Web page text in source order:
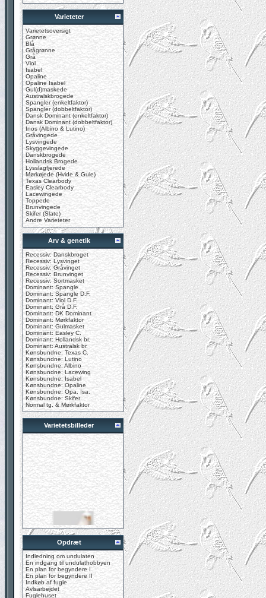
Varieteter
Varietetsoversigt
Grønne
Blå
Grågrønne
Grå
Viol
Isabel
Opaline
Opaline Isabel
Gul(d)maskede
Australskbrogede
Spangler (enkeltfaktor)
Spangler (dobbeltfaktor)
Dansk Dominant (enkeltfaktor)
Dansk Dominant (dobbeltfaktor)
Inos (Albino & Lutino)
Gråvingede
Lysvingede
Skyggevingede
Danskbrogede
Hollandsk Brogede
Lysslagfjerede
Mørkøjede (Hvide & Gule)
Texas Clearbody
Easley Clearbody
Lacewingede
Toppede
Brunvingede
Skifer (Slate)
Andre Varieteter
Arv & genetik
Recessiv: Danskbroget
Recessiv: Lysvinget
Recessiv: Gråvinget
Recessiv: Brunvinget
Recessiv: Sortmasket
Dominant: Spangle
Dominant: Spangle D.F.
Dominant: Viol D.F.
Dominant: Grå D.F.
Dominant: DK Dominant
Dominant: Mørkfaktor
Dominant: Gulmasket
Dominant: Easley C.
Dominant: Hollandsk br.
Dominant: Australsk br.
Kønsbundne: Texas C.
Kønsbundne: Lutino
Kønsbundne: Albino
Kønsbundne: Lacewing
Kønsbundne: Isabel
Kønsbundne: Opaline
Kønsbundne: Opa. Isa.
Kønsbundne: Skifer
Normal tg. & Mørkfaktor
Varietetsbilleder
Opdræt
Indledning om undulaten
En indgang til undulathobbyen
En plan for begyndere I
En plan for begyndere II
Indkøb af fugle
Avlsarbejdet
Fuglehuset